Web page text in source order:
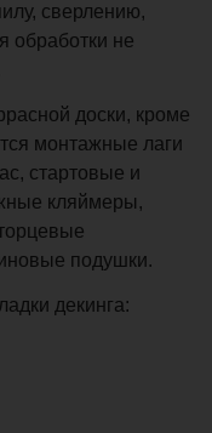
сверлению,
обработки не
доски, кроме
монтажные лаги
стартовые и
кляймеры,
подушки.
декинга: